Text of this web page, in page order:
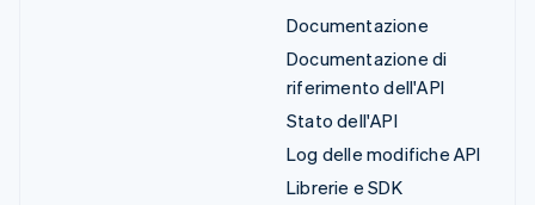
Documentazione
Documentazione di
riferimento dell'API
Stato dell'API
Log delle modifiche API
Librerie e SDK